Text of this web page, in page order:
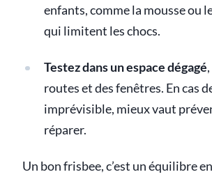
enfants, comme la mousse ou
qui limitent les chocs.
Testez dans un espace dégagé
routes et des fenêtres. En cas
imprévisible, mieux vaut
réparer.
Un bon frisbee, c’est un équilibre